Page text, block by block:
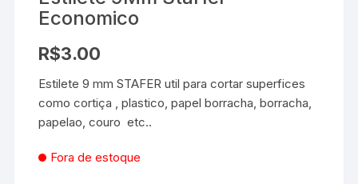
Economico
R$3.00
Estilete 9 mm STAFER util para cortar superfices
como cortiça , plastico, papel borracha, borracha,
papelao, couro etc..
Fora de estoque